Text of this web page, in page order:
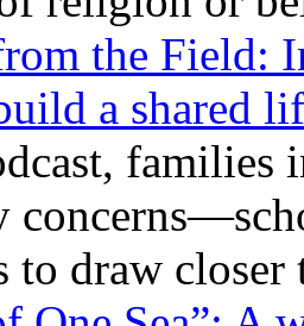
the Field:
a shared
families
to draw